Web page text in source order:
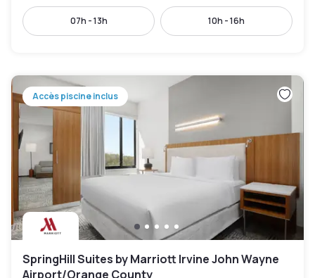
07h - 13h 10h - 16h
Accès piscine inclus
SpringHill Suites by Marriott Irvine John Wayne
Airport/Orange County